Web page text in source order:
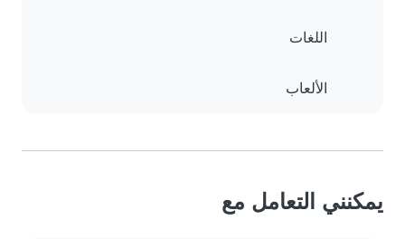
اللغات
الألعاب
يمكنني التعامل مع